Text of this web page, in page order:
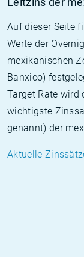
Leitzins der
Auf dieser Seite
Werte der
mexikanischen
Banxico)
Target Rate
wichtigste
genannt) der
Aktuelle